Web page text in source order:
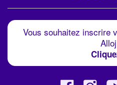
Vous souhaitez inscrire